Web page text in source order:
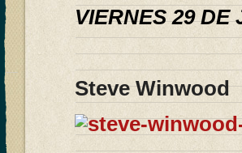
VIERNES 29 DE
Steve Winwood